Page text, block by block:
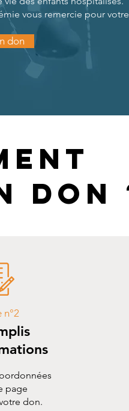
vous remercie pour
don
don
n°2
page
don.